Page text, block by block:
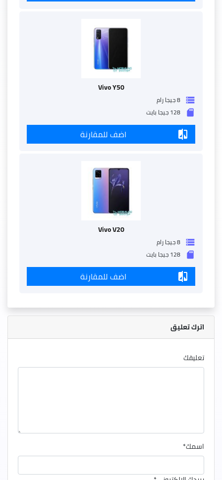
Vivo Y50
storage 8 جيجا رام
sd_storage 128 جيجا بايت
compare اضف للمقارنة
Vivo V20
storage 8 جيجا رام
sd_storage 128 جيجا بايت
compare اضف للمقارنة
اترك تعليق
تعليقك
اسمك*